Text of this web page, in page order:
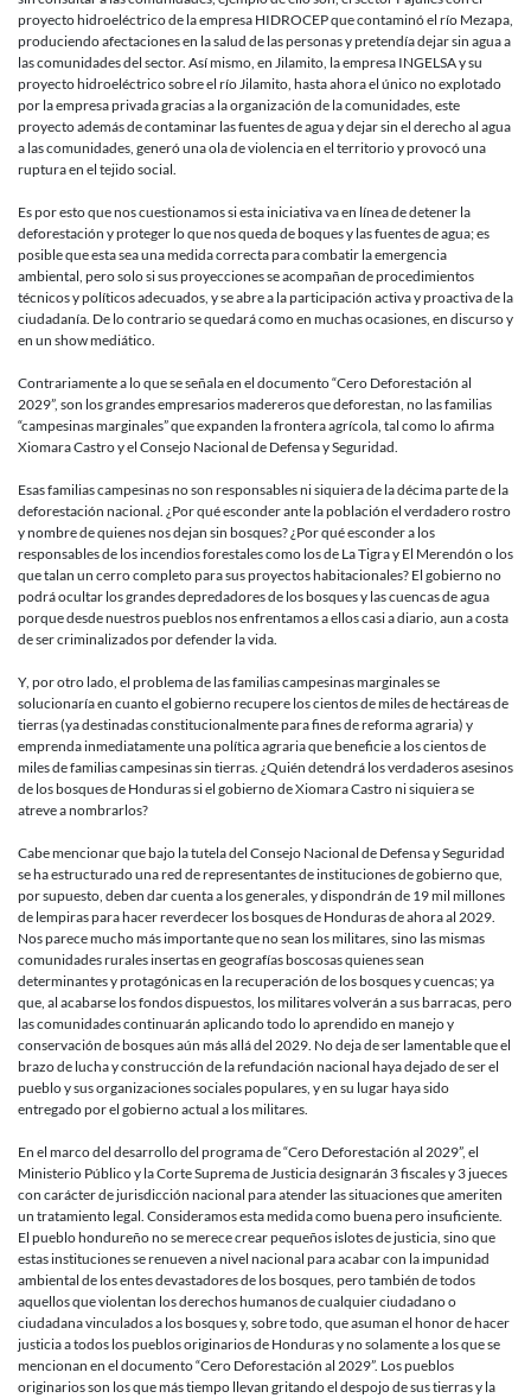
proyecto hidroeléctrico de la empresa HIDROCEP que contaminó el río Mezapa,
produciendo afectaciones en la salud de las personas y pretendía dejar sin agua a
las comunidades del sector. Así mismo, en Jilamito, la empresa INGELSA y su
proyecto hidroeléctrico sobre el río Jilamito, hasta ahora el único no explotado
por la empresa privada gracias a la organización de la comunidades, este
proyecto además de contaminar las fuentes de agua y dejar sin el derecho al agua
a las comunidades, generó una ola de violencia en el territorio y provocó una
ruptura en el tejido social.
Es por esto que nos cuestionamos si esta iniciativa va en línea de detener la
deforestación y proteger lo que nos queda de boques y las fuentes de agua; es
posible que esta sea una medida correcta para combatir la emergencia
ambiental, pero solo si sus proyecciones se acompañan de procedimientos
técnicos y políticos adecuados, y se abre a la participación activa y proactiva de la
ciudadanía. De lo contrario se quedará como en muchas ocasiones, en discurso y
en un show mediático.
Contrariamente a lo que se señala en el documento “Cero Deforestación al
2029”, son los grandes empresarios madereros que deforestan, no las familias
“campesinas marginales” que expanden la frontera agrícola, tal como lo afirma
Xiomara Castro y el Consejo Nacional de Defensa y Seguridad.
Esas familias campesinas no son responsables ni siquiera de la décima parte de la
deforestación nacional. ¿Por qué esconder ante la población el verdadero rostro
y nombre de quienes nos dejan sin bosques? ¿Por qué esconder a los
responsables de los incendios forestales como los de La Tigra y El Merendón o los
que talan un cerro completo para sus proyectos habitacionales? El gobierno no
podrá ocultar los grandes depredadores de los bosques y las cuencas de agua
porque desde nuestros pueblos nos enfrentamos a ellos casi a diario, aun a costa
de ser criminalizados por defender la vida.
Y, por otro lado, el problema de las familias campesinas marginales se
solucionaría en cuanto el gobierno recupere los cientos de miles de hectáreas de
tierras (ya destinadas constitucionalmente para fines de reforma agraria) y
emprenda inmediatamente una política agraria que beneficie a los cientos de
miles de familias campesinas sin tierras. ¿Quién detendrá los verdaderos asesinos
de los bosques de Honduras si el gobierno de Xiomara Castro ni siquiera se
atreve a nombrarlos?
Cabe mencionar que bajo la tutela del Consejo Nacional de Defensa y Seguridad
se ha estructurado una red de representantes de instituciones de gobierno que,
por supuesto, deben dar cuenta a los generales, y dispondrán de 19 mil millones
de lempiras para hacer reverdecer los bosques de Honduras de ahora al 2029.
Nos parece mucho más importante que no sean los militares, sino las mismas
comunidades rurales insertas en geografías boscosas quienes sean
determinantes y protagónicas en la recuperación de los bosques y cuencas; ya
que, al acabarse los fondos dispuestos, los militares volverán a sus barracas, pero
las comunidades continuarán aplicando todo lo aprendido en manejo y
conservación de bosques aún más allá del 2029. No deja de ser lamentable que el
brazo de lucha y construcción de la refundación nacional haya dejado de ser el
pueblo y sus organizaciones sociales populares, y en su lugar haya sido
entregado por el gobierno actual a los militares.
En el marco del desarrollo del programa de “Cero Deforestación al 2029”, el
Ministerio Público y la Corte Suprema de Justicia designarán 3 fiscales y 3 jueces
con carácter de jurisdicción nacional para atender las situaciones que ameriten
un tratamiento legal. Consideramos esta medida como buena pero insuficiente.
El pueblo hondureño no se merece crear pequeños islotes de justicia, sino que
estas instituciones se renueven a nivel nacional para acabar con la impunidad
ambiental de los entes devastadores de los bosques, pero también de todos
aquellos que violentan los derechos humanos de cualquier ciudadano o
ciudadana vinculados a los bosques y, sobre todo, que asuman el honor de hacer
justicia a todos los pueblos originarios de Honduras y no solamente a los que se
mencionan en el documento “Cero Deforestación al 2029”. Los pueblos
originarios son los que más tiempo llevan gritando el despojo de sus tierras y la